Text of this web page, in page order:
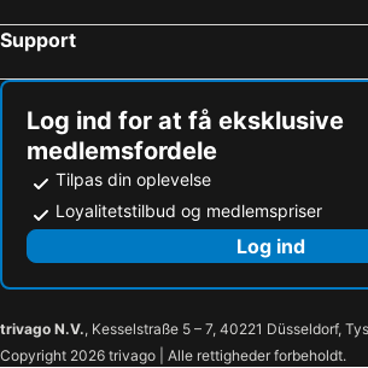
Support
Log ind for at få eksklusive
medlemsfordele
Tilpas din oplevelse
Loyalitetstilbud og medlemspriser
Log ind
trivago N.V., Kesselstraße 5 – 7, 40221 Düsseldorf,
Copyright 2026 trivago | Alle rettigheder forbeholdt.